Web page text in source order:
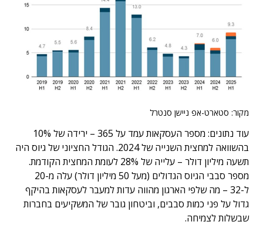
מקור: סטארט-אפ ניישן סנטרל
עוד נתונים: מספר העסקאות עמד על 365 – ירידה של 10%
בהשוואה למחצית השנייה של 2024. הגודל החציוני של גיוס היה
תשעה מיליון דולר – עלייה של 28% לעומת המחצית הקודמת.
מספר סבבי הגיוס הגדולים (מעל 50 מיליון דולר) עלה מ-20
ל-32 – מה שלפי הארגון מהווה עדות למעבר לעסקאות בהיקף
גדול על פני כמות סבבים, וביטחון גובר של המשקיעים בחברות
שבשלות לצמיחה.